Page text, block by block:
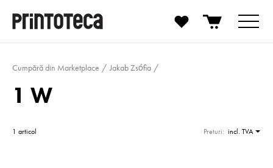
Cumpără din Marketplace Jakab Zsófia
1 W
1 articol Preturi: incl. TVA